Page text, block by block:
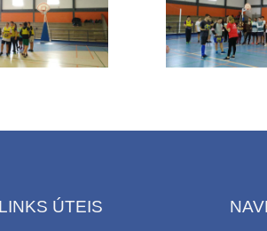
LINKS ÚTEIS